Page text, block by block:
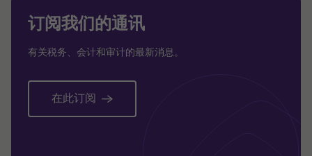
订阅我们的通讯
有关税务、会计和审计的最新消息。
在此订阅